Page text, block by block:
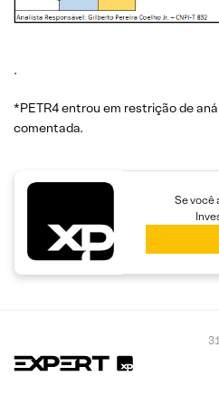
.
*PETR4 entrou em restrição de
comentada.
Se você